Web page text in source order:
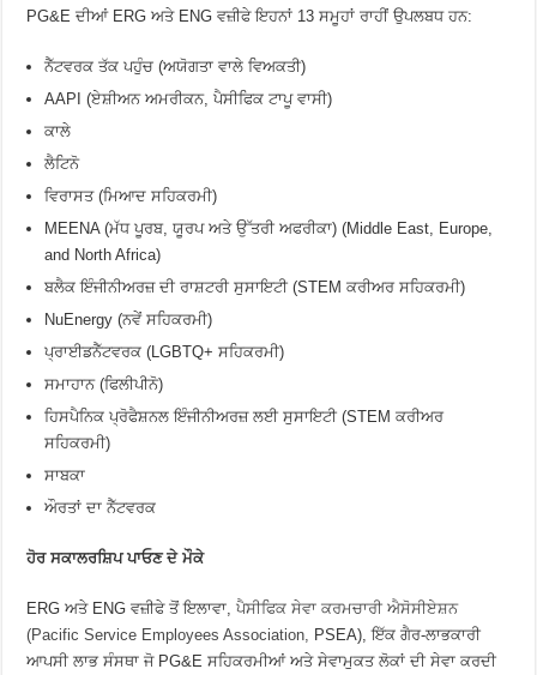
PG&E ਦੀਆਂ ERG ਅਤੇ ENG ਵਜ਼ੀਫੇ ਇਹਨਾਂ 13 ਸਮੂਹਾਂ ਰਾਹੀਂ ਉਪਲਬਧ ਹਨ:
ਨੈੱਟਵਰਕ ਤੱਕ ਪਹੁੰਚ (ਅਯੋਗਤਾ ਵਾਲੇ ਵਿਅਕਤੀ)
AAPI (ਏਸ਼ੀਅਨ ਅਮਰੀਕਨ, ਪੈਸੀਫਿਕ ਟਾਪੂ ਵਾਸੀ)
ਕਾਲੇ
ਲੈਟਿਨੋ
ਵਿਰਾਸਤ (ਮਿਆਦ ਸਹਿਕਰਮੀ)
MEENA (ਮੱਧ ਪੂਰਬ, ਯੂਰਪ ਅਤੇ ਉੱਤਰੀ ਅਫਰੀਕਾ) (Middle East, Europe,
and North Africa)
ਬਲੈਕ ਇੰਜੀਨੀਅਰਜ਼ ਦੀ ਰਾਸ਼ਟਰੀ ਸੁਸਾਇਟੀ (STEM ਕਰੀਅਰ ਸਹਿਕਰਮੀ)
NuEnergy (ਨਵੇਂ ਸਹਿਕਰਮੀ)
ਪ੍ਰਾਈਡਨੈੱਟਵਰਕ (LGBTQ+ ਸਹਿਕਰਮੀ)
ਸਮਾਹਾਨ (ਫਿਲੀਪੀਨੋ)
ਹਿਸਪੈਨਿਕ ਪ੍ਰੋਫੈਸ਼ਨਲ ਇੰਜੀਨੀਅਰਜ਼ ਲਈ ਸੁਸਾਇਟੀ (STEM ਕਰੀਅਰ
ਸਹਿਕਰਮੀ)
ਸਾਬਕਾ
ਔਰਤਾਂ ਦਾ ਨੈੱਟਵਰਕ
ਹੋਰ ਸਕਾਲਰਸ਼ਿਪ ਪਾਓਣ ਦੇ ਮੌਕੇ
ERG ਅਤੇ ENG ਵਜ਼ੀਫੇ ਤੋਂ ਇਲਾਵਾ,ਪੈਸੀਫਿਕ ਸੇਵਾ ਕਰਮਚਾਰੀ ਐਸੋਸੀਏਸ਼ਨ
(Pacific Service Employees Association, PSEA), ਇੱਕ ਗੈਰ-ਲਾਭਕਾਰੀ
ਆਪਸੀ ਲਾਭ ਸੰਸਥਾ ਜੋ PG&E ਸਹਿਕਰਮੀਆਂ ਅਤੇ ਸੇਵਾਮੁਕਤ ਲੋਕਾਂ ਦੀ ਸੇਵਾ ਕਰਦੀ